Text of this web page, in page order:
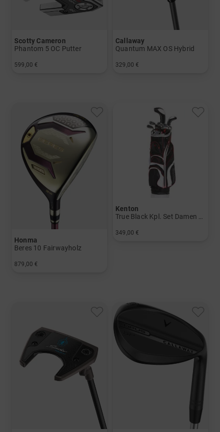
Scotty Cameron
Phantom 5 OC Putter
599,00 €
Callaway
Quantum MAX OS Hybrid
329,00 €
Honma
Beres 10 Fairwayholz
879,00 €
Kenton
349,00 €